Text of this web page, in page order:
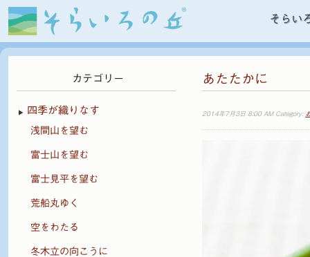
そらい
あたたかに
2014年7月3日 8:00 AM Category:
カテゴリー
四季が織りなす
浅間山を望む
富士山を望む
富士見平を望む
荒船丸ゆく
空をわたる
冬木立の向こうに